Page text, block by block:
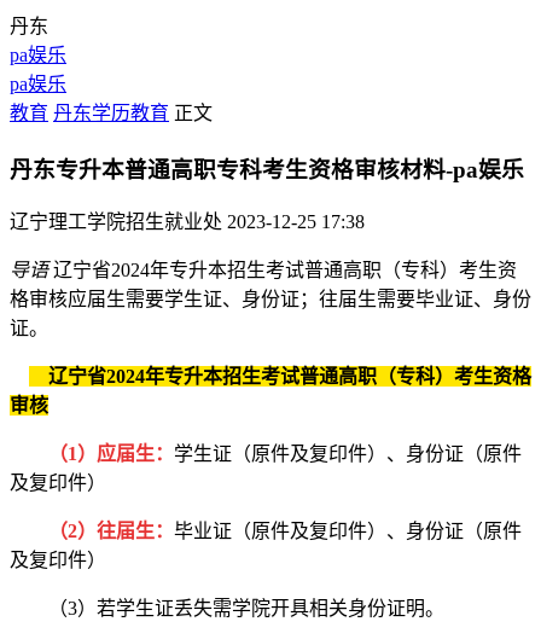
丹东
pa娱乐
pa娱乐
教育 丹东学历教育 正文
丹东专升本普通高职专科考生资格审核材料-pa娱乐
辽宁理工学院招生就业处 2023-12-25 17:38
导语辽宁省2024年专升本招生考试普通高职（专科）考生资
格审核应届生需要学生证、身份证；往届生需要毕业证、身份
证。
辽宁省2024年专升本招生考试普通高职（专科）考生资格
审核
（1）应届生： 学生证（原件及复印件）、身份证（原件
及复印件）
（2）往届生： 毕业证（原件及复印件）、身份证（原件
及复印件）
（3）若学生证丢失需学院开具相关身份证明。